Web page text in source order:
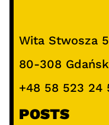
Wita Stwosza
80-308 Gdańsk
+48 58 523 24
POSTS